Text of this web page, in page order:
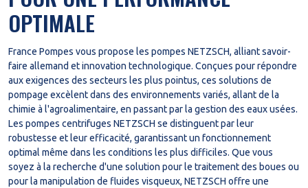
OPTIMALE
France Pompes vous propose les pompes NETZSCH, alliant savoir-
faire allemand et innovation technologique. Conçues pour répondre
aux exigences des secteurs les plus pointus, ces solutions de
pompage excèlent dans des environnements variés, allant de la
chimie à l'agroalimentaire, en passant par la gestion des eaux usées.
Les pompes centrifuges NETZSCH se distinguent par leur
robustesse et leur efficacité, garantissant un fonctionnement
optimal même dans les conditions les plus difficiles. Que vous
soyez à la recherche d'une solution pour le traitement des boues ou
pour la manipulation de fluides visqueux, NETZSCH offre une